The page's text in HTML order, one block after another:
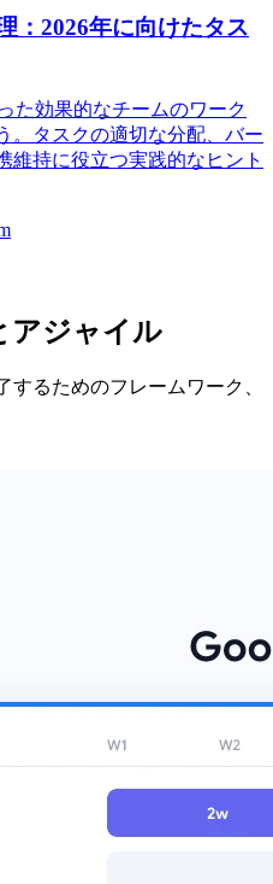
：2026年に向けたタス
た効果的なチームのワーク
。タスクの適切な分配、バー
維持に役立つ実践的なヒント
アジャイル
るためのフレームワーク、